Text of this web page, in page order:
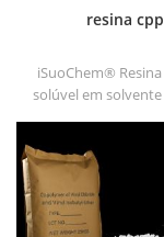
resina cpp
iSuoChem®
solúvel em
em solvente para
de poliolefina.